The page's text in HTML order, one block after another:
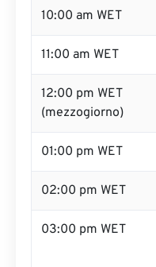
10:00 am WET
11:00 am WET
12:00 pm WET
(mezzogiorno)
01:00 pm WET
02:00 pm WET
03:00 pm WET